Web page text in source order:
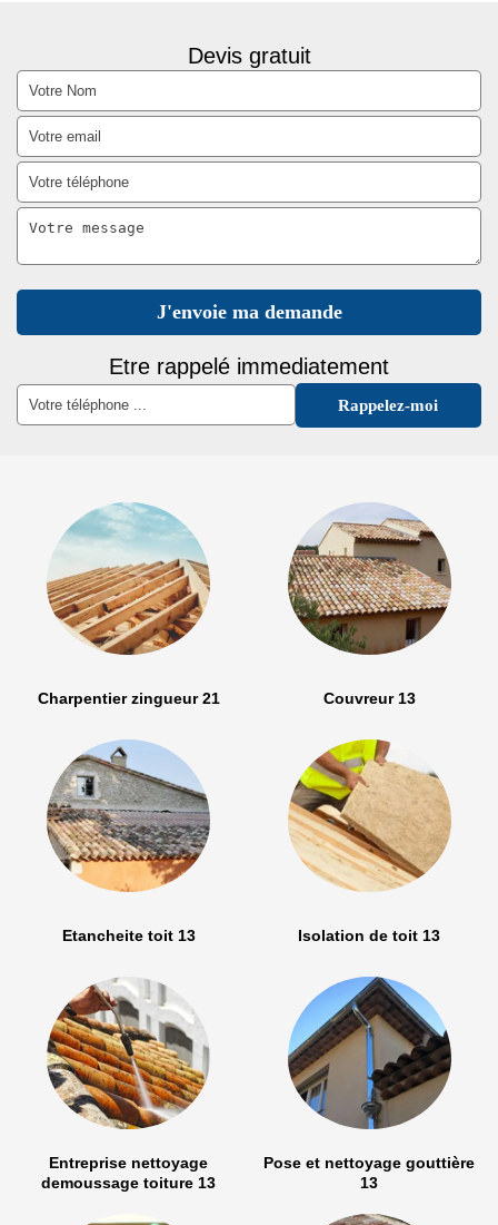
Devis gratuit
Etre rappelé immediatement
Charpentier zingueur 21 Couvreur 13
Etancheite toit 13 Isolation de toit 13
Entreprise nettoyage
demoussage toiture 13
Pose et nettoyage gouttière
13